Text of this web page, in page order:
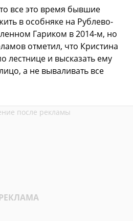
все это время бывшие
в особняке на Рублево-
Гариком в 2014-м, но
отметил, что Кристина
лестнице и высказать ему
а не вываливать все